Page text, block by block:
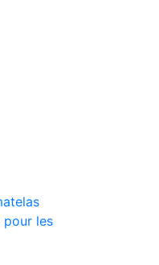
pour les